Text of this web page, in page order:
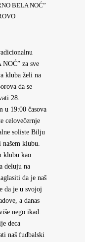
BELA NOĆ”
za sve
kluba želi na
da se
28.
u 19:00 časova
celovečernje
soliste Bilju
klubu.
klubu kao
deluju na
da je naš
da je u svojoj
a danas
nego ikad.
deca
naš fudbalski